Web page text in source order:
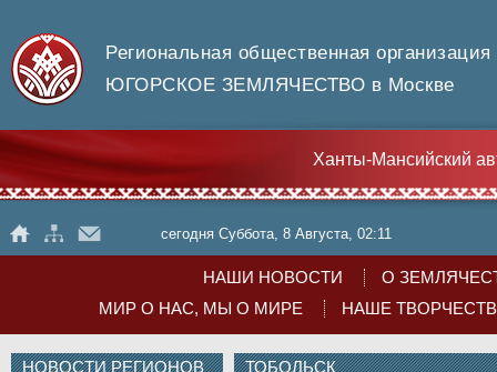
Региональная общественная организация
ЮГОРСКОЕ ЗЕМЛЯЧЕСТВО в Москве
Ханты-Мансийский
сегодня Суббота, 8 Августа, 02:11
НАШИ НОВОСТИ
О
МИР О НАС, МЫ О МИРЕ
НАШЕ
НОВОСТИ РЕГИОНОВ ТОБОЛЬСК